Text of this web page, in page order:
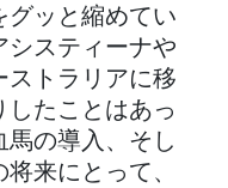
グッと縮めてい
システィーナや
ストラリアに移
たことはあっ
馬の導入、そし
来にとって、